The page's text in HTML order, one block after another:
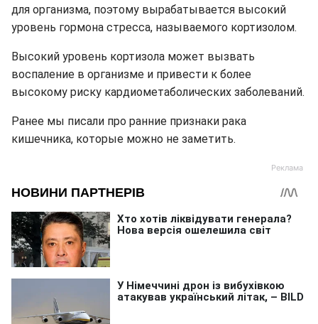
для организма, поэтому вырабатывается высокий
уровень гормона стресса, называемого кортизолом.
Высокий уровень кортизола может вызвать
воспаление в организме и привести к более
высокому риску кардиометаболических заболеваний.
Ранее мы писали про ранние признаки рака
кишечника, которые можно не заметить.